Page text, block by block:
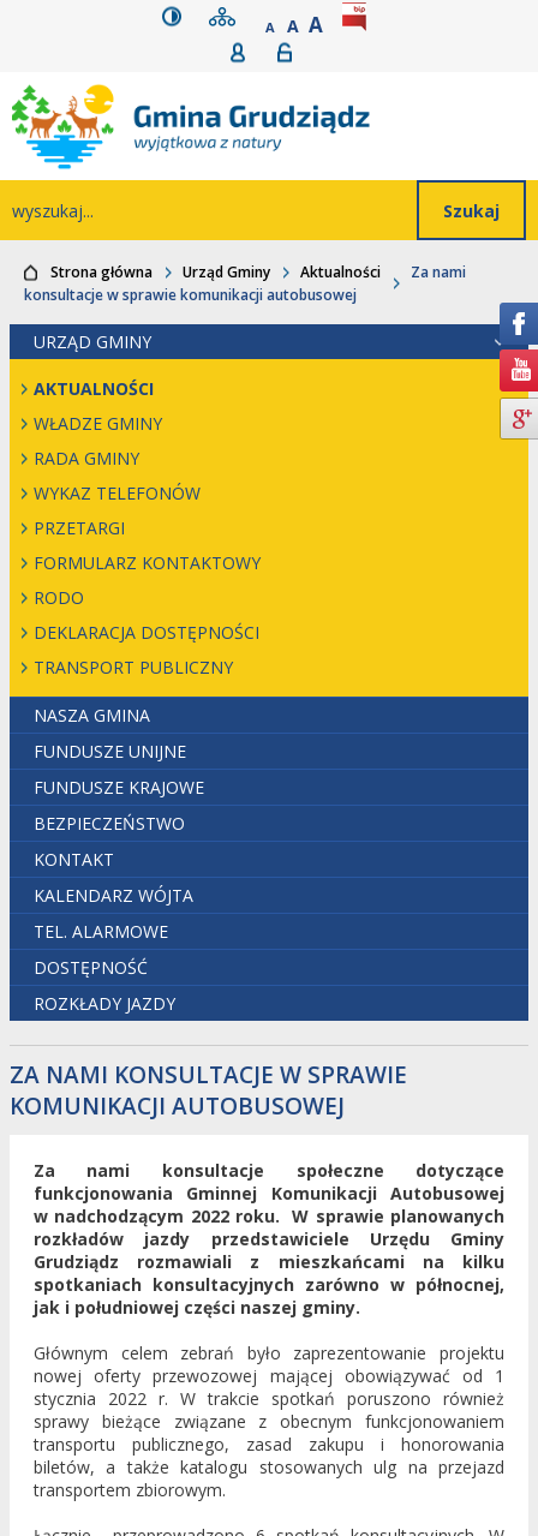
Przejdź do głównego
Przejdź do treści
Przejdź do
wyszukiwarki
Przejdź do mapywersja kontrastowa
mapa serwisu
A POMNIEJSZ CZCIONKĘ
A STANDARDOWY ROZMIAR
A POWIĘKSZ
rozmiar czcionki
Rejestracja
Strona główna Urząd Gminy Aktualności
Za nami
konsultacje w sprawie komunikacji autobusowej
URZĄD GMINY
AKTUALNOŚCI
WŁADZE GMINY
RADA GMINY
WYKAZ TELEFONÓW
PRZETARGI
FORMULARZ KONTAKTOWY
RODO
DEKLARACJA DOSTĘPNOŚCI
TRANSPORT PUBLICZNY
NASZA GMINA
FUNDUSZE UNIJNE
FUNDUSZE KRAJOWE
BEZPIECZEŃSTWO
KONTAKT
KALENDARZ WÓJTA
TEL. ALARMOWE
DOSTĘPNOŚĆ
ROZKŁADY JAZDY
ZA NAMI KONSULTACJE W SPRAWIE
KOMUNIKACJI AUTOBUSOWEJ
Za nami konsultacje społeczne dotyczące
funkcjonowania Gminnej Komunikacji Autobusowej
w nadchodzącym 2022 roku. W sprawie planowanych
rozkładów jazdy przedstawiciele Urzędu Gminy
Grudziądz rozmawiali z mieszkańcami na kilku
spotkaniach konsultacyjnych zarówno w północnej,
jak i południowej części naszej gminy.
Głównym celem zebrań było zaprezentowanie projektu
nowej oferty przewozowej mającej obowiązywać od 1
stycznia 2022 r. W trakcie spotkań poruszono również
sprawy bieżące związane z obecnym funkcjonowaniem
transportu publicznego, zasad zakupu i honorowania
biletów, a także katalogu stosowanych ulg na przejazd
transportem zbiorowym.